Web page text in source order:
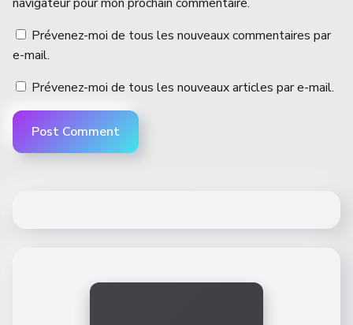
Prévenez-moi de tous les nouveaux commentaires par
e-mail.
Prévenez-moi de tous les nouveaux articles par e-mail.